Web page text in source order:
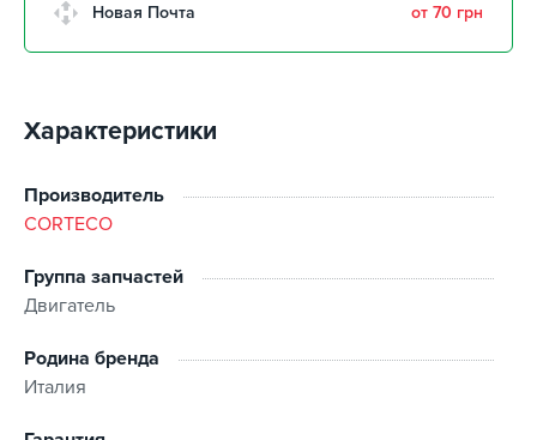
авторынок
г. Киев, ул. Остафия
Новая Почта от 70 грн
Характеристики
Производитель
CORTECO
Группа запчастей
Двигатель
Родина бренда
Италия